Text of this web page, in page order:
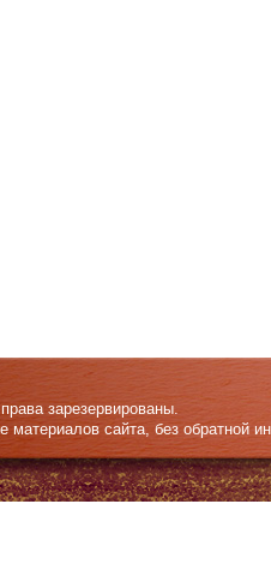
зарезервированы.
материалов сайта, без обратной